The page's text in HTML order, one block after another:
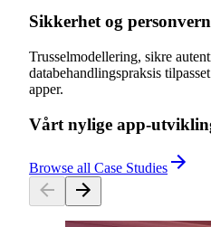
Sikkerhet og
Trusselmodellering, sikre
databehandlingspraksis
apper.
Vårt nylige app-
Browse all Case Studies